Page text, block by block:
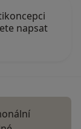
napsat